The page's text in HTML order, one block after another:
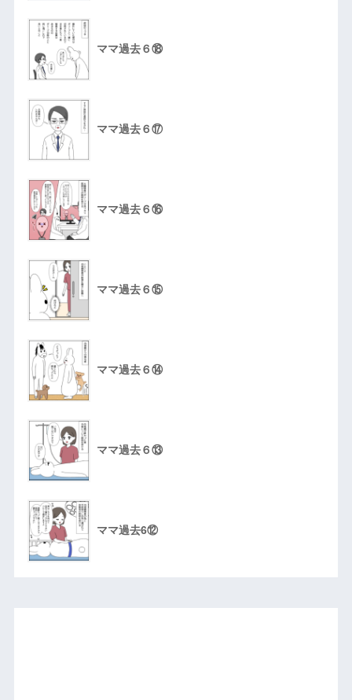
ママ過去６⑱
ママ過去６⑰
ママ過去６⑯
ママ過去６⑮
ママ過去６⑭
ママ過去６⑬
ママ過去6⑫